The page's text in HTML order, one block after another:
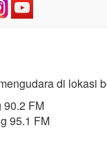
di lokasi
90.2 FM
95.1 FM